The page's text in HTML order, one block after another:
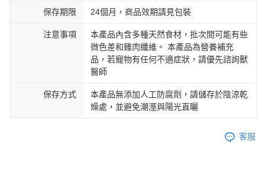
保存期限 24個月，商品效期請見包裝
注意事項
本產品內含多種天然食材，批次間可能有些
微色差和雞肉纖維。 本產品為營養補充
品，若寵物有任何不適症狀，請優先諮詢獸
醫師
保存方式
本產品無添加人工防腐劑，請儲存於陰涼乾
燥處，並避免潮溼與陽光直曬
客服